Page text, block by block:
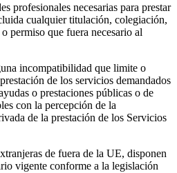
profesionales necesarias para prestar
cualquier titulación, colegiación,
permiso que fuera necesario al
incompatibilidad que limite o
de los servicios demandados
o prestaciones públicas o de
con la percepción de la
de la prestación de los Servicios
de fuera de la UE, disponen
vigente conforme a la legislación